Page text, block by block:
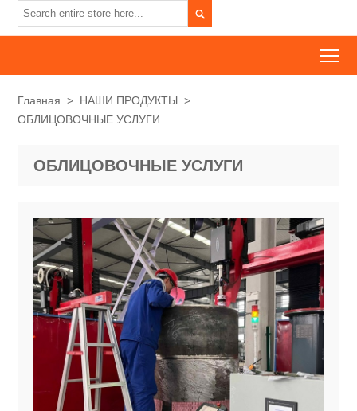

Главная > НАШИ ПРОДУКТЫ >
ОБЛИЦОВОЧНЫЕ УСЛУГИ
ОБЛИЦОВОЧНЫЕ УСЛУГИ